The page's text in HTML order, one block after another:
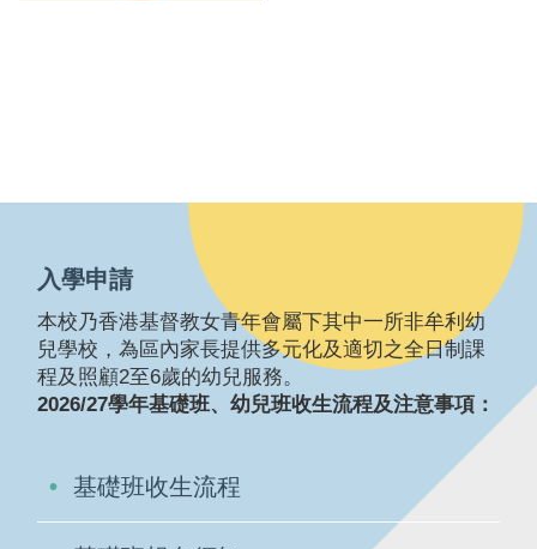
入學申請
本校乃香港基督教女青年會屬下其中一所非牟利幼
兒學校，為區內家長提供多元化及適切之全日制課
程及照顧2至6歲的幼兒服務。
2026/27學年基礎班、幼兒班收生流程及注意事項：
基礎班收生流程